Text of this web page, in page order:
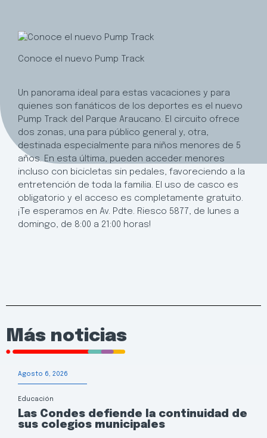
Conoce el nuevo Pump Track
Un panorama ideal para estas vacaciones y para
quienes son fanáticos de los deportes es el nuevo
Pump Track del Parque Araucano. El circuito ofrece
dos zonas, una para público general y, otra,
destinada especialmente para niños menores de 5
años. En esta última, pueden acceder menores
incluso con bicicletas sin pedales, favoreciendo a la
entretención de toda la familia. El uso de casco es
obligatorio y el acceso es completamente gratuito.
¡Te esperamos en Av. Pdte. Riesco 5877, de lunes a
domingo, de 8:00 a 21:00 horas!
Más noticias
Agosto 6, 2026
Educación
Las Condes defiende la continuidad de
sus colegios municipales